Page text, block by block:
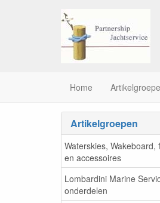
Home
Artikelgroepen
Waterskies, Wakeboard,
en accessoires
Lombardini Marine
onderdelen